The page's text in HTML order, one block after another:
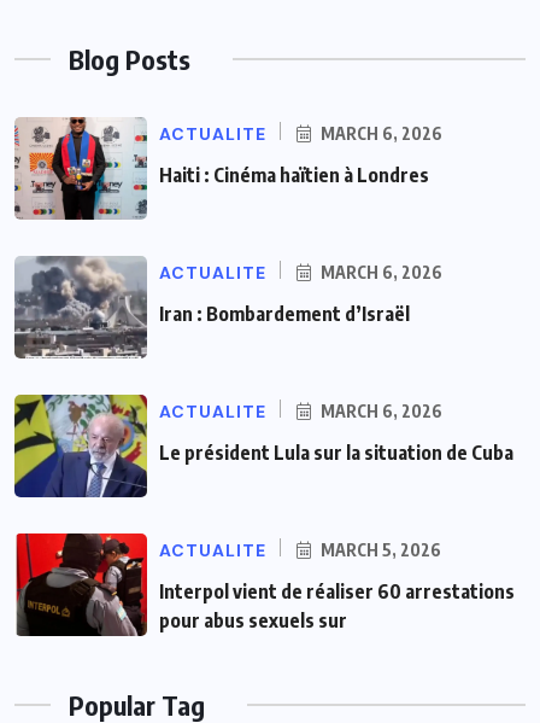
Blog Posts
ACTUALITE MARCH 6, 2026
Haiti : Cinéma haïtien à Londres
ACTUALITE MARCH 6, 2026
Iran : Bombardement d’Israël
ACTUALITE MARCH 6, 2026
Le président Lula sur la situation de Cuba
ACTUALITE MARCH 5, 2026
Interpol vient de réaliser 60 arrestations
pour abus sexuels sur
Popular Tag